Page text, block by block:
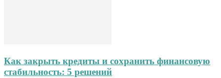
Как закрыть кредиты и сохранить финансовую
стабильность: 5 решений